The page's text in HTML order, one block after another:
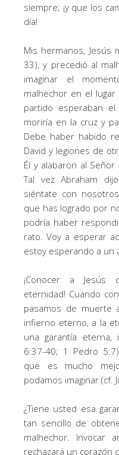
siempre; ¡y que los
día!
Mis hermanos, Jesús
33), y precedió al
imaginar el
malhechor en el
partido esperaban
moriría en la cruz y
Debe haber habido
David y legiones de
Él y alabaron al
Tal vez Abraham
siéntate con
que has logrado por
podría haber
rato. Voy a esperar
estoy esperando a un
¡Conocer a Jesús
eternidad! Cuando
pasamos de muerte
infierno eterno, a la
una garantía eterna,
6:37-40; 1 Pedro
que es mucho
podamos imaginar (cf.
¿Tiene usted esa
tan sencillo de
malhechor. Invocar
rechazará un corazón